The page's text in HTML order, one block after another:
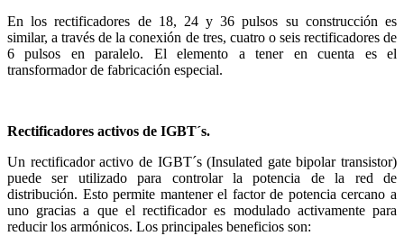
En los rectificadores de 18, 24 y 36 pulsos su construcción es
similar, a través de la conexión de tres, cuatro o seis rectificadores de
6 pulsos en paralelo. El elemento a tener en cuenta es el
transformador de fabricación especial.
Rectificadores activos de IGBT´s.
Un rectificador activo de IGBT´s (Insulated gate bipolar transistor)
puede ser utilizado para controlar la potencia de la red de
distribución. Esto permite mantener el factor de potencia cercano a
uno gracias a que el rectificador es modulado activamente para
reducir los armónicos. Los principales beneficios son: